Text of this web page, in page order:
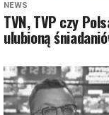
NEWS
TVN, TVP czy
ulubioną